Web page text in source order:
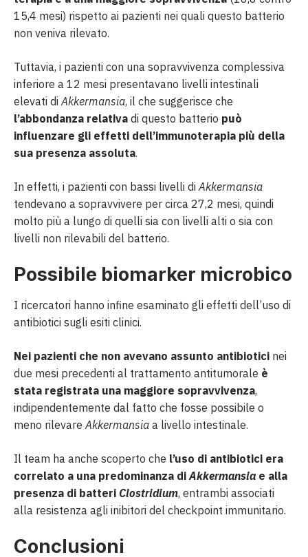
15,4 mesi) rispetto ai pazienti nei quali questo batterio
non veniva rilevato.
Tuttavia, i pazienti con una sopravvivenza complessiva
inferiore a 12 mesi presentavano livelli intestinali
elevati diAkkermansia, il che suggerisce che
l’abbondanza relativa di questo batterio può
influenzare gli effetti dell’immunoterapia più della
sua presenza assoluta.
In effetti, i pazienti con bassi livelli diAkkermansia
tendevano a sopravvivere per circa 27,2 mesi, quindi
molto più a lungo di quelli sia con livelli alti o sia con
livelli non rilevabili del batterio.
Possibile biomarker microbico
I ricercatori hanno infine esaminato gli effetti dell’uso di
antibiotici sugli esiti clinici.
Nei pazienti che non avevano assunto antibiotici nei
due mesi precedenti al ​​trattamento antitumorale è
stata registrata una maggiore sopravvivenza,
indipendentemente dal fatto che fosse possibile o
meno rilevareAkkermansia a livello intestinale.
Il team ha anche scoperto che l’uso di antibiotici era
correlato a una predominanza diAkkermansia e alla
presenza di batteri Clostridium, entrambi associati
alla resistenza agli inibitori del checkpoint immunitario.
Conclusioni